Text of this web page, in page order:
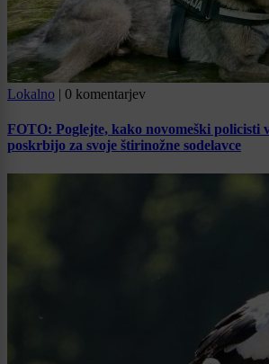
Lokalno | 0 komentarjev
FOTO: Poglejte, kako novomeški policisti
poskrbijo za svoje štirinožne sodelavce